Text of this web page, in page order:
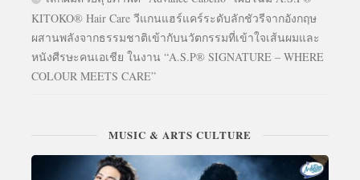
KITOKO® Hair Care วีแกนแฮร์แคร์ระดับลักชัวรีจากอังกฤษ
ผสานพลังจากธรรมชาติเข้ากับนวัตกรรมที่เข้าใจเส้นผมและ
หนังศีรษะคนเอเชีย ในงาน “A.S.P® SIGNATURE – WHERE
COLOUR MEETS CARE”
MUSIC & ARTS CULTURE